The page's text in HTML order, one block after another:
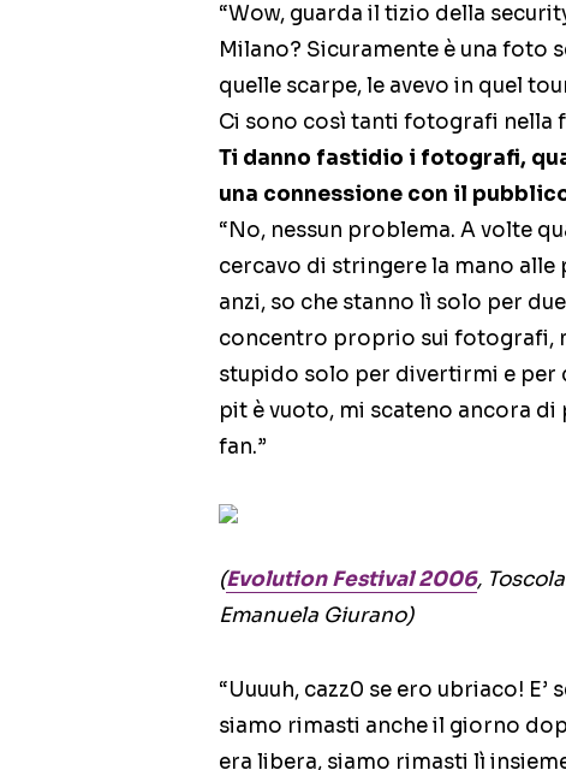
“Wow, guarda il tizio della
Milano? Sicuramente è una foto
quelle scarpe, le avevo in quel
Ci sono così tanti fotografi nella
Ti danno fastidio i fotografi,
una connessione con il
“No, nessun problema. A volte
cercavo di stringere la mano
anzi, so che stanno lì solo per
concentro proprio sui fotografi,
stupido solo per divertirmi e per
pit è vuoto, mi scateno ancora
fan.”
(Evolution Festival 2006,
Emanuela Giurano)
“Uuuuh, cazz0 se ero ubriaco!
siamo rimasti anche il giorno
era libera, siamo rimasti lì